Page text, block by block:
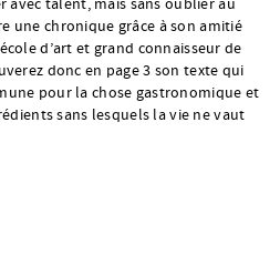
avec talent, mais sans oublier au
une chronique grâce à son amitié
d’art et grand connaisseur de
donc en page 3 son texte qui
pour la chose gastronomique et
sans lesquels la vie ne vaut